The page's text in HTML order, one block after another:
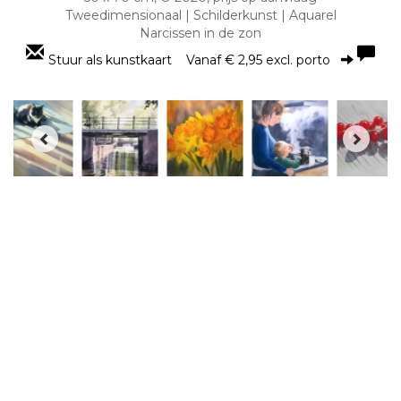
Tweedimensionaal | Schilderkunst | Aquarel
Narcissen in de zon
Stuur als kunstkaart Vanaf € 2,95 excl. porto